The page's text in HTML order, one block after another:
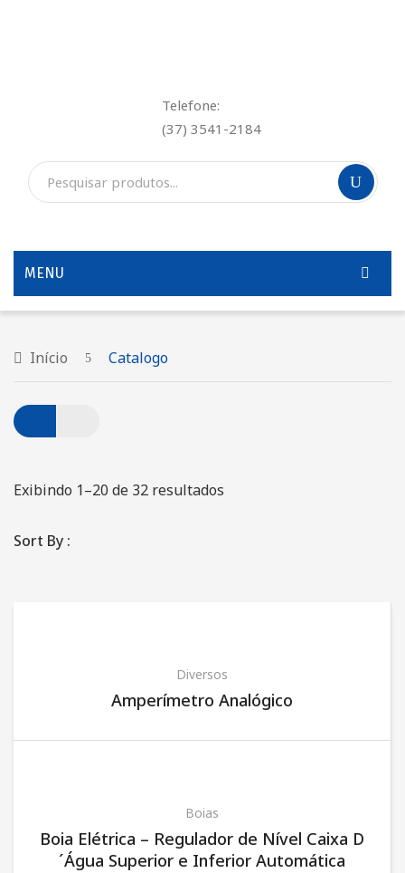
Telefone:
(37) 3541-2184
MENU
QUEM SOMOS
Locação de Geradores
Montagem e Manutenção de Poços
Início Catalogo
Exibindo 1–20 de 32 resultados
Sort By :
Diversos
Amperímetro Analógico
Boias
Boia Elétrica – Regulador de Nível Caixa D
´Água Superior e Inferior Automática